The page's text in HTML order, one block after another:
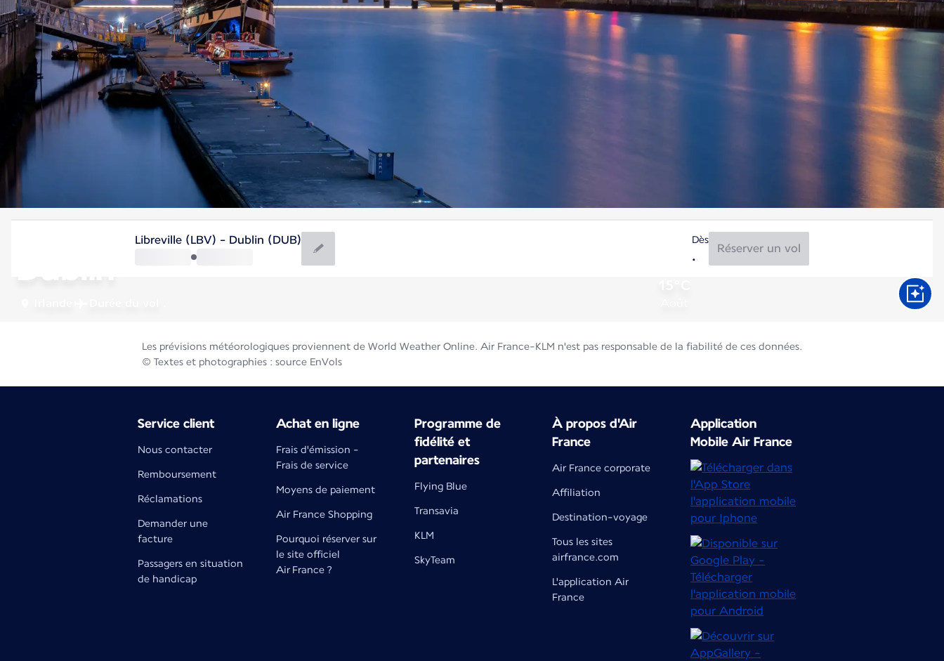
Dublin
Libreville (LBV) - Dublin (DUB) Dès
Réserver un vol
Les prévisions météorologiques proviennent de World Weather Online. Air France-KLM n'est pas responsable de la fiabilité de ces données.
© Textes et photographies : source EnVols
Service client
Nous contacter
Remboursement
Réclamations
Demander une
facture
Passagers en situation
de handicap
Achat en ligne
Frais d'émission -
Frais de service
Moyens de paiement
Air France Shopping
Pourquoi réserver sur
le site officiel
Air France ?
Programme de
fidélité et
partenaires
Flying Blue
Transavia
KLM
SkyTeam
À propos d'Air
France
Air France corporate
Affiliation
Destination-voyage
Tous les sites
airfrance.com
L'application Air
France
Application
Mobile Air France